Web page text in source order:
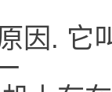
因. 它